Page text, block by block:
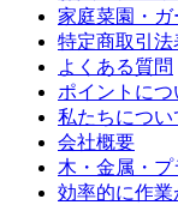
家庭菜園・
特定商取引法
よくある質問
ポイントにつ
私たちについ
会社概要
木・金属・
効率的に作